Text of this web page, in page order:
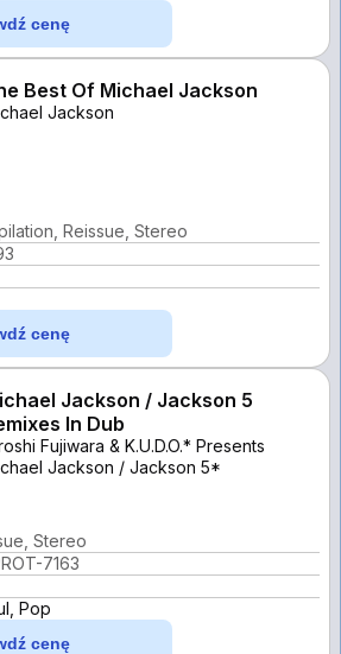
cenę
Best Of Michael Jackson
Jackson
Reissue, Stereo
cenę
Jackson / Jackson 5
In Dub
Fujiwara & K.U.D.O.* Presents
Jackson / Jackson 5*
Stereo
7163
Pop
cenę